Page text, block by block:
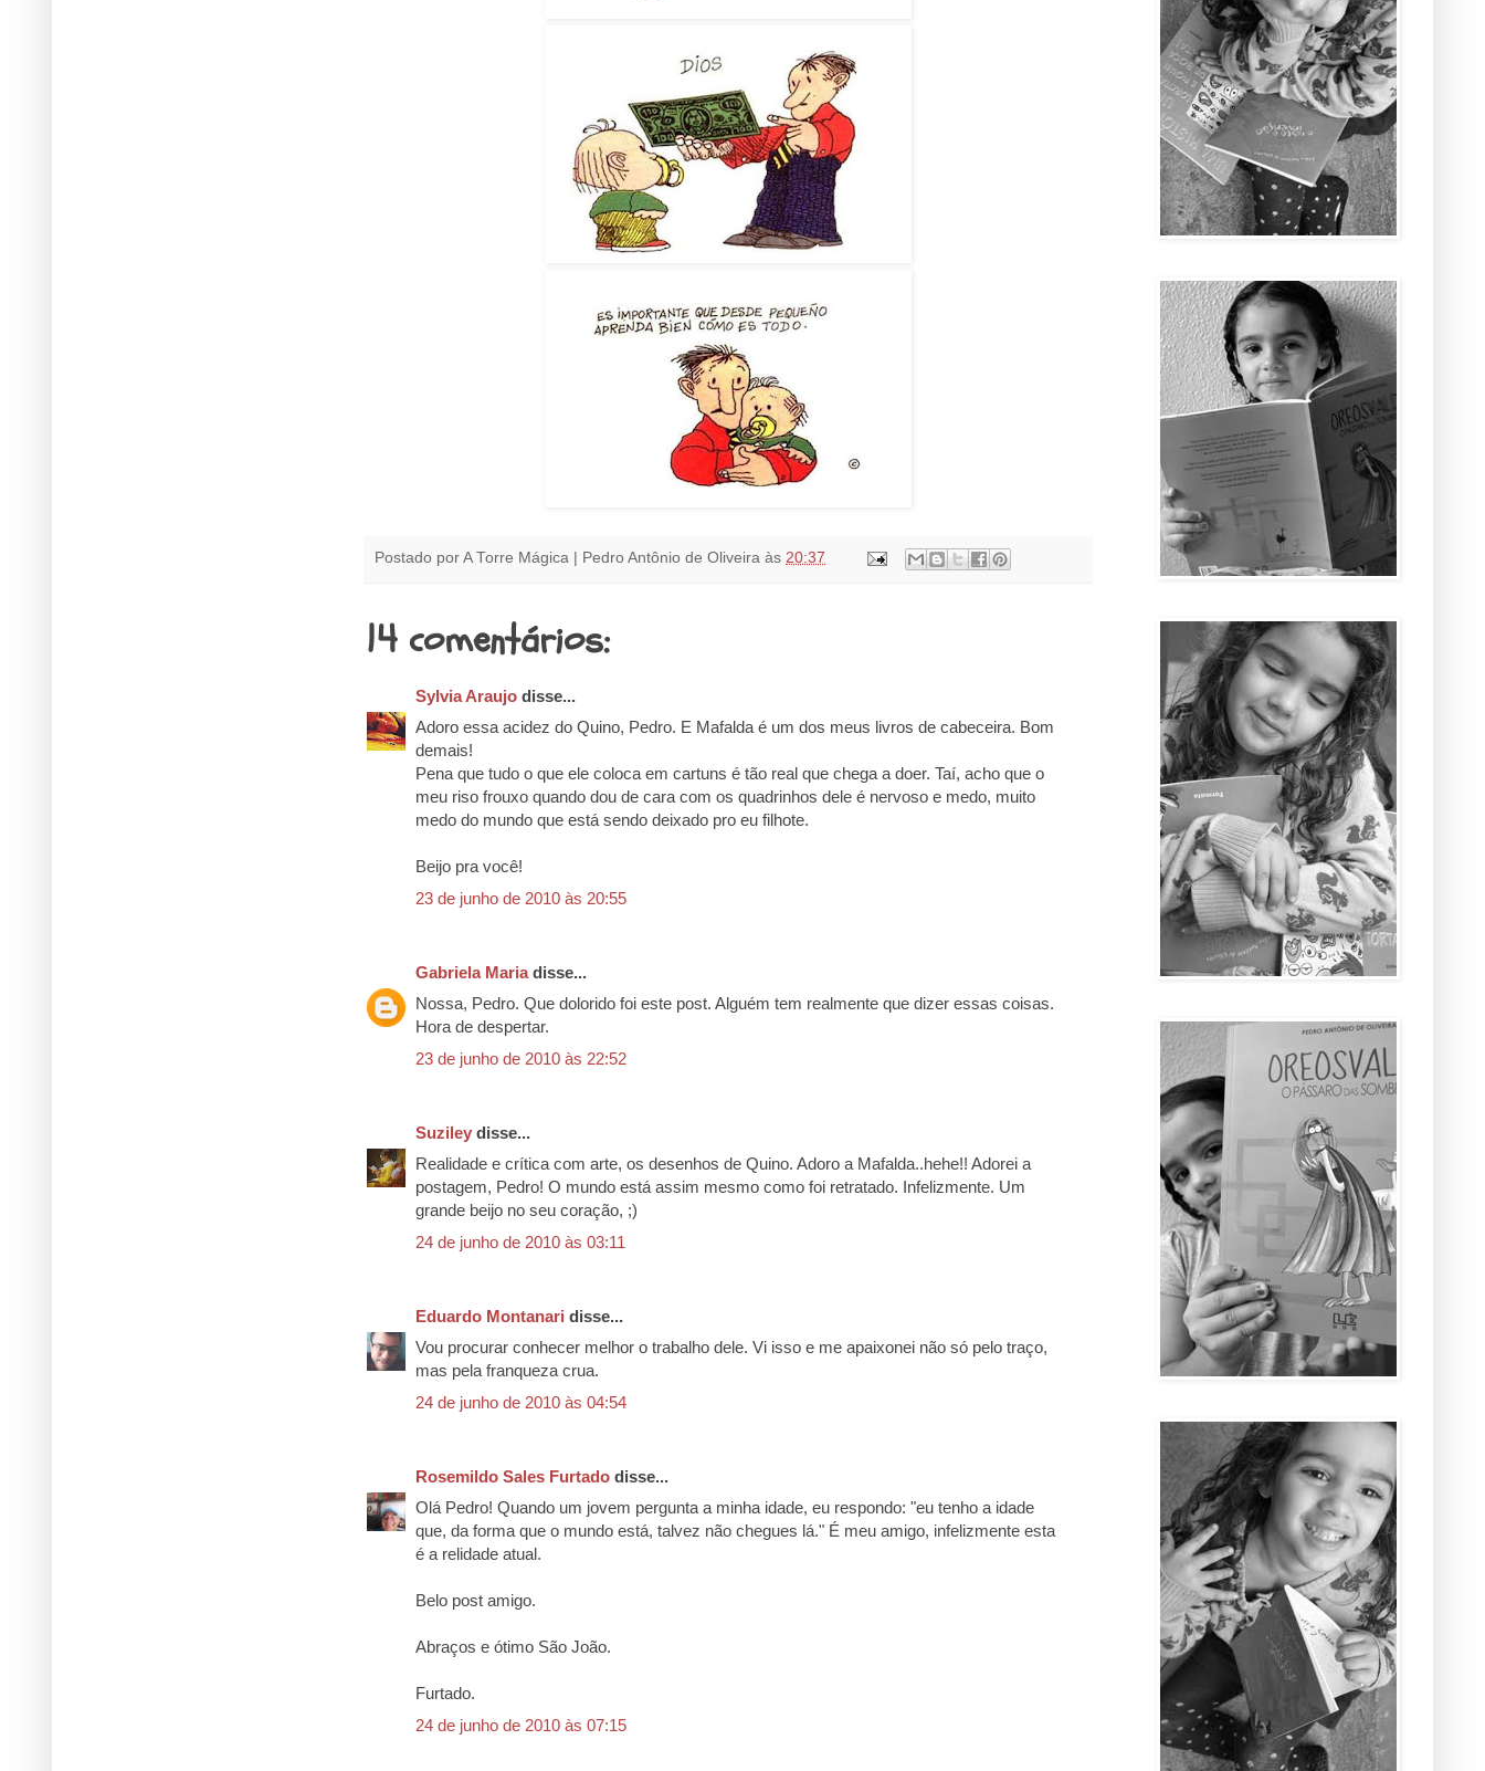
Postado por A Torre Mágica | Pedro Antônio de Oliveira às 20:37
14 comentários:
Sylvia Araujo disse...
Adoro essa acidez do Quino, Pedro. E Mafalda é um dos meus livros de cabeceira. Bom
demais!
Pena que tudo o que ele coloca em cartuns é tão real que chega a doer. Taí, acho que o
meu riso frouxo quando dou de cara com os quadrinhos dele é nervoso e medo, muito
medo do mundo que está sendo deixado pro eu filhote.
Beijo pra você!
23 de junho de 2010 às 20:55
Gabriela Mariadisse...
Nossa, Pedro. Que dolorido foi este post. Alguém tem realmente que dizer essas coisas.
Hora de despertar.
23 de junho de 2010 às 22:52
Suziley disse...
Realidade e crítica com arte, os desenhos de Quino. Adoro a Mafalda..hehe!! Adorei a
postagem, Pedro! O mundo está assim mesmo como foi retratado. Infelizmente. Um
grande beijo no seu coração, ;)
24 de junho de 2010 às 03:11
Eduardo Montanari disse...
Vou procurar conhecer melhor o trabalho dele. Vi isso e me apaixonei não só pelo traço,
mas pela franqueza crua.
24 de junho de 2010 às 04:54
Rosemildo Sales Furtado disse...
Olá Pedro! Quando um jovem pergunta a minha idade, eu respondo: "eu tenho a idade
que, da forma que o mundo está, talvez não chegues lá." É meu amigo, infelizmente esta
é a relidade atual.
Belo post amigo.
Abraços e ótimo São João.
Furtado.
24 de junho de 2010 às 07:15